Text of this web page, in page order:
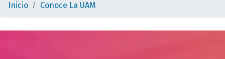
Inicio Conoce La UAM